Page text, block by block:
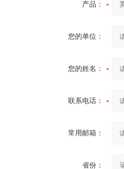
产品：
您的单位：
您的姓名：
联系电话：
常用邮箱：
省份：